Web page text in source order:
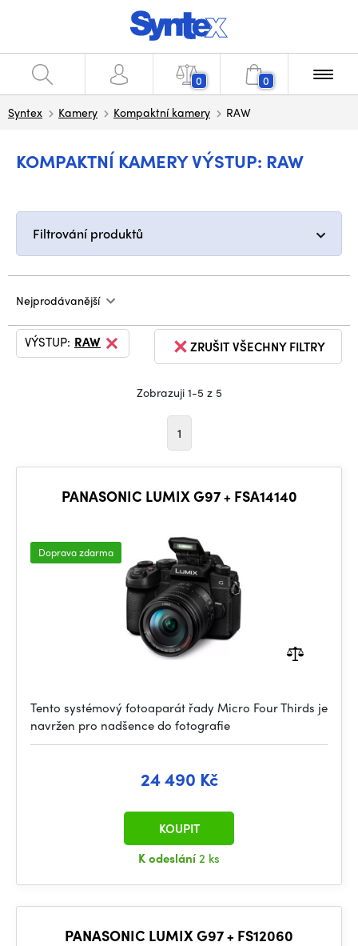
0 0
Syntex Kamery Kompaktní kamery RAW
KOMPAKTNÍ KAMERY VÝSTUP: RAW
Filtrování produktů
Nejprodávanější
ZRUŠIT VŠECHNY FILTRY
VÝSTUP: RAW
Zobrazuji 1-5 z 5
1
PANASONIC LUMIX G97 + FSA14140
Doprava zdarma
Tento systémový fotoaparát řady Micro Four Thirds je
navržen pro nadšence do fotografie
24 490 Kč
K odeslání2 ks
KOUPIT
PANASONIC LUMIX G97 + FS12060